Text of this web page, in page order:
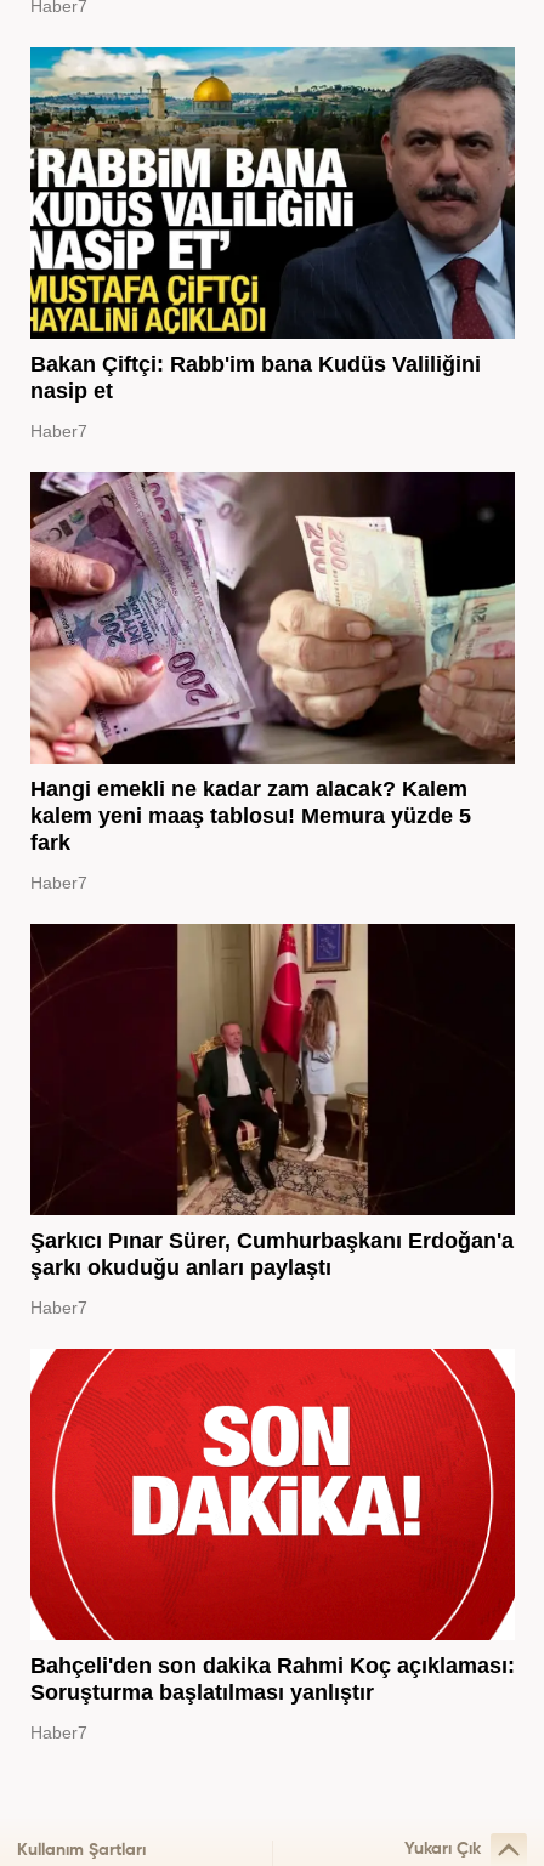
Haber7
Bakan Çiftçi: Rabb'im bana Kudüs Valiliğini
nasip et
Haber7
Hangi emekli ne kadar zam alacak? Kalem
kalem yeni maaş tablosu! Memura yüzde 5
fark
Haber7
Şarkıcı Pınar Sürer, Cumhurbaşkanı Erdoğan'a
şarkı okuduğu anları paylaştı
Haber7
Bahçeli'den son dakika Rahmi Koç açıklaması:
Soruşturma başlatılması yanlıştır
Haber7
Kullanım Şartları Yukarı Çık